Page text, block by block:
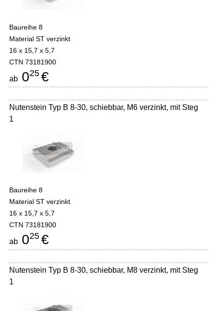
Baureihe 8
Material ST verzinkt
16 x 15,7 x 5,7
CTN 73181900
ab 025 €
Nutenstein Typ B 8-30, schiebbar, M6 verzinkt, mit Steg
1
Baureihe 8
Material ST verzinkt
16 x 15,7 x 5,7
CTN 73181900
ab 025 €
Nutenstein Typ B 8-30, schiebbar, M8 verzinkt, mit Steg
1